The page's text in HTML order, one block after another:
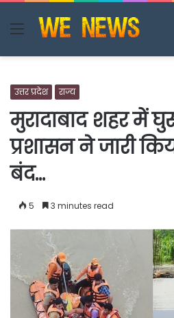
Menu
उत्तर प्रदेश राज्य
मुरादाबाद शहर में
प्रशासन ने जारी
बंद…
5 3 minutes read